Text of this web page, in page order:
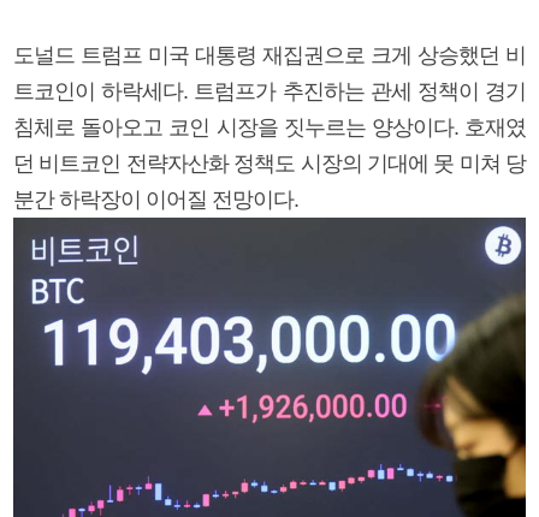
도널드 트럼프 미국 대통령 재집권으로 크게 상승했던 비
트코인이 하락세다. 트럼프가 추진하는 관세 정책이 경기
침체로 돌아오고 코인 시장을 짓누르는 양상이다. 호재였
던 비트코인 전략자산화 정책도 시장의 기대에 못 미쳐 당
분간 하락장이 이어질 전망이다.